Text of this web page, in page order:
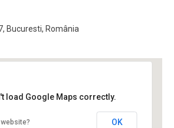
, Bucuresti, România
load Google Maps correctly.
OK